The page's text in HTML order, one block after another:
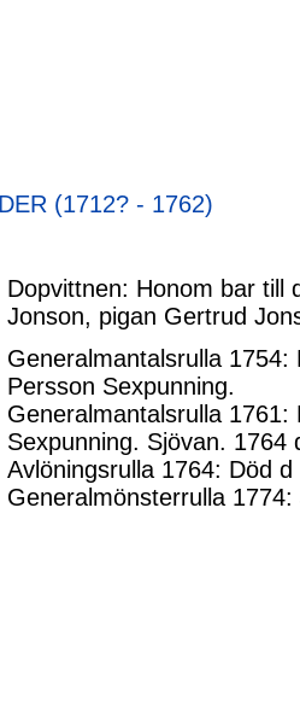
(1712? - 1762)
Dopvittnen: Honom bar till
Jonson, pigan Gertrud
Generalmantalsrulla
Persson Sexpunning.
Generalmantalsrulla
Sexpunning. Sjövan. 1764
Avlöningsrulla 1764: Död
Generalmönsterrulla